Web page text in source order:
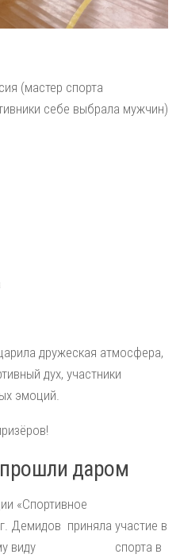
(мастер спорта
себе выбрала мужчин)
дружеская атмосфера,
дух, участники
эмоций.
даром
«Спортивное
Демидов приняла участие в
виду спорта в